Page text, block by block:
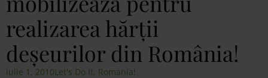
realizarea hărţii
deşeurilor din România!
iulie 1, 2010Let's Do It, Romania!